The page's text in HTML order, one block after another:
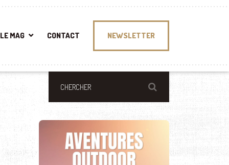
LE MAG CONTACT NEWSLETTER